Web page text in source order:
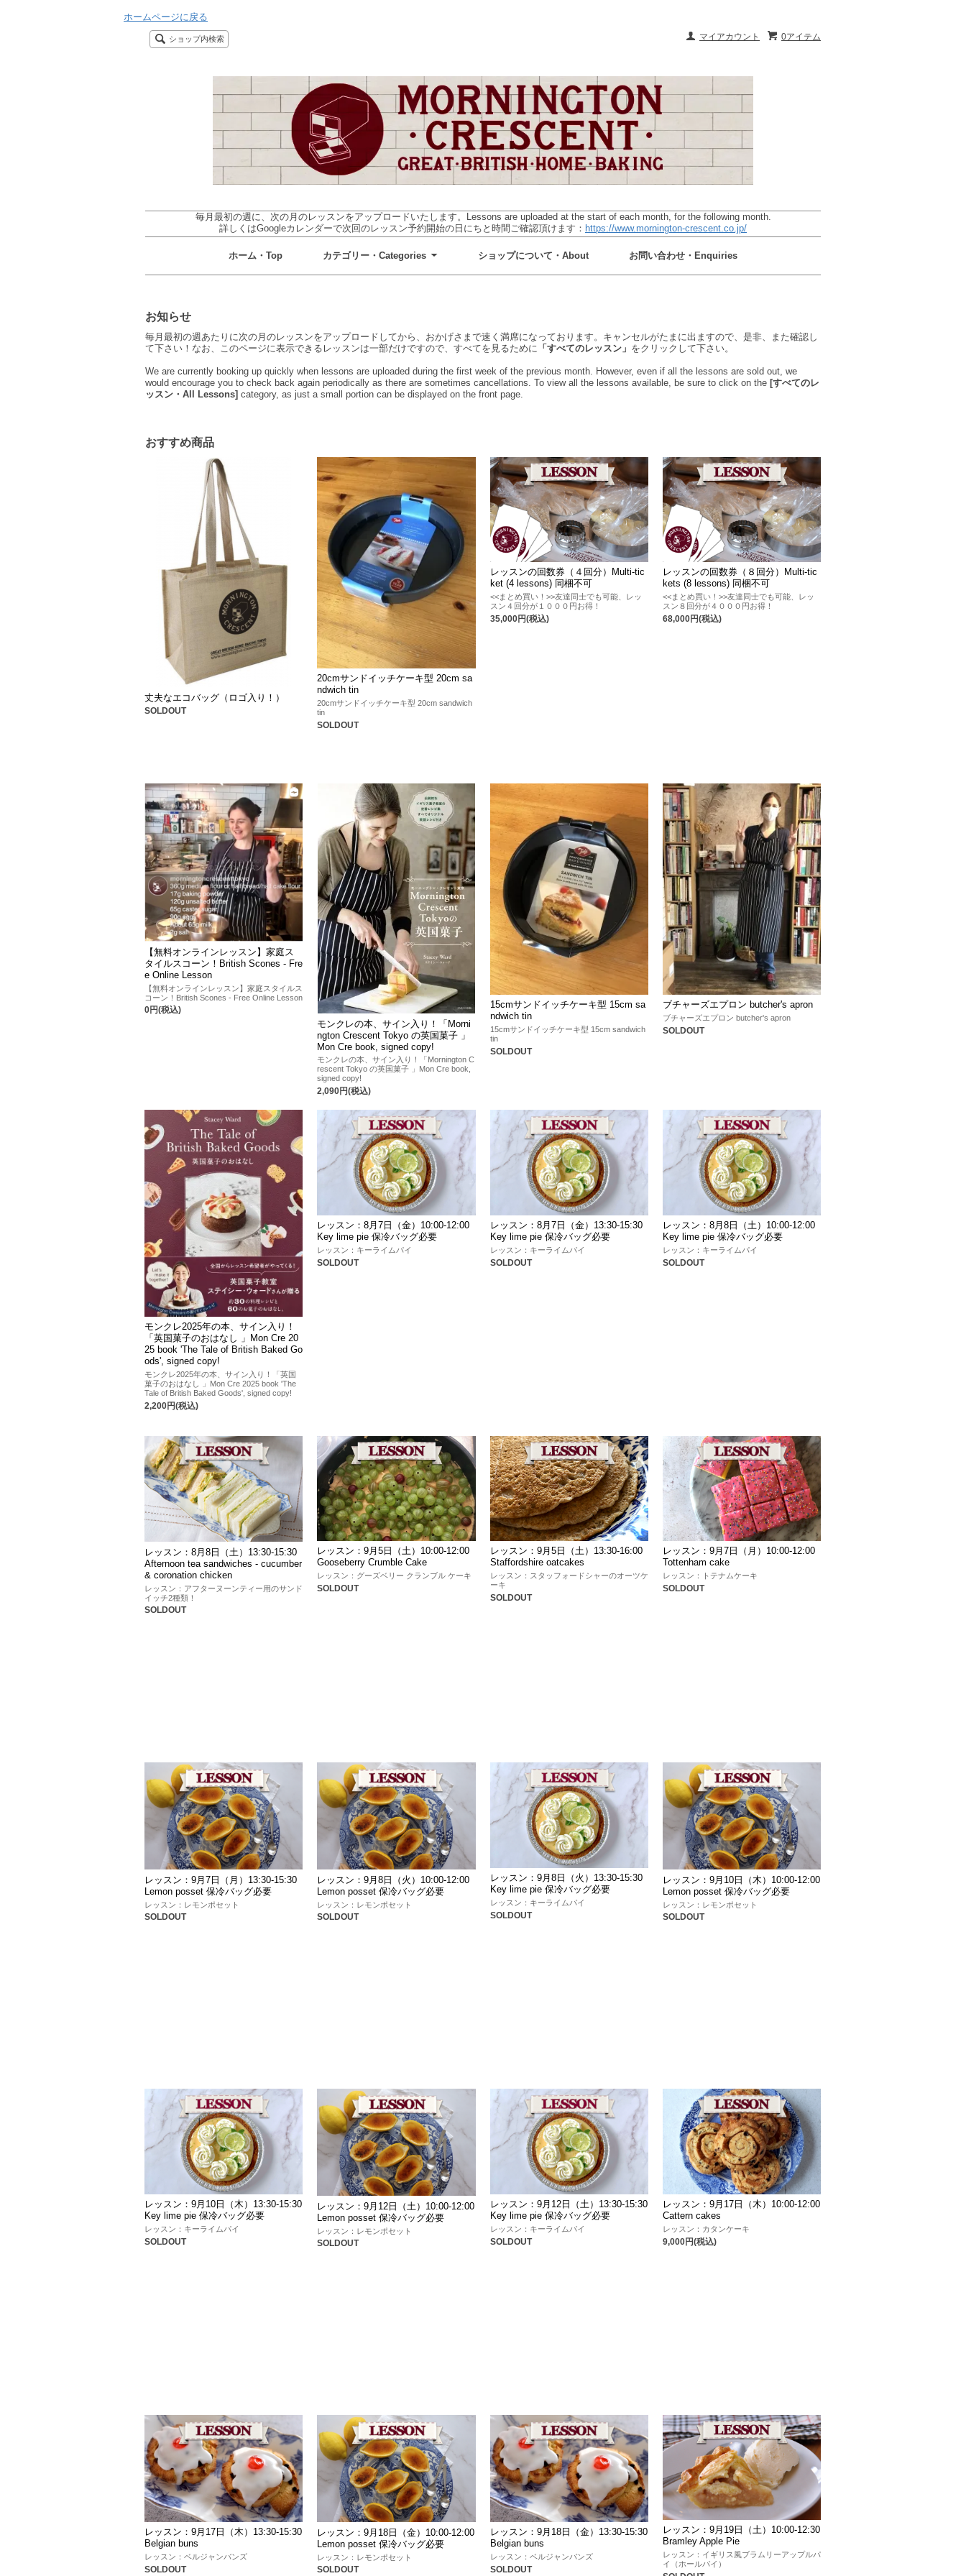
ホームページに戻る
0アイテム
マイアカウント
ショップ内検索
毎月最初の週に、次の月のレッスンをアップロードいたします。Lessons are uploaded at the start of each month, for the following month.
詳しくはGoogleカレンダーで次回のレッスン予約開始の日にちと時間ご確認頂けます： https://www.mornington-crescent.co.jp/
ホーム・Top カテゴリー・Categories ショップについて・About お問い合わせ・Enquiries
お知らせ
毎月最初の週あたりに次の月のレッスンをアップロードしてから、おかげさまで速く満席になっております。キャンセルがたまに出ますので、是非、また確認し
て下さい！なお、このページに表示できるレッスンは一部だけですので、すべてを見るために 「すべてのレッスン」 をクリックして下さい。
We are currently booking up quickly when lessons are uploaded during the first week of the previous month. However, even if all the lessons are sold out, we
would encourage you to check back again periodically as there are sometimes cancellations. To view all the lessons available, be sure to click on the [すべてのレ
ッスン・All Lessons] category, as just a small portion can be displayed on the front page.
おすすめ商品
丈夫なエコバッグ（ロゴ入り！）
SOLDOUT
20cmサンドイッチケーキ型 20cm sa
ndwich tin
20cmサンドイッチケーキ型 20cm sandwich
tin
SOLDOUT
レッスンの回数券（４回分）Multi-tic
ket (4 lessons) 同梱不可
<<まとめ買い！>>友達同士でも可能、レッ
スン４回分が１０００円お得！
35,000円(税込)
レッスンの回数券（８回分）Multi-tic
kets (8 lessons) 同梱不可
<<まとめ買い！>>友達同士でも可能、レッ
スン８回分が４０００円お得！
68,000円(税込)
【無料オンラインレッスン】家庭ス
タイルスコーン！British Scones - Fre
e Online Lesson
【無料オンラインレッスン】家庭スタイルス
コーン！British Scones - Free Online Lesson
0円(税込)
モンクレの本、サイン入り！「Morni
ngton Crescent Tokyo の英国菓子 」
Mon Cre book, signed copy!
モンクレの本、サイン入り！「Mornington C
rescent Tokyo の英国菓子 」Mon Cre book,
signed copy!
2,090円(税込)
15cmサンドイッチケーキ型 15cm sa
ndwich tin
15cmサンドイッチケーキ型 15cm sandwich
tin
SOLDOUT
ブチャーズエプロン butcher's apron
ブチャーズエプロン butcher's apron
SOLDOUT
モンクレ2025年の本、サイン入り！
「英国菓子のおはなし 」Mon Cre 20
25 book 'The Tale of British Baked Go
ods', signed copy!
モンクレ2025年の本、サイン入り！「英国
菓子のおはなし 」Mon Cre 2025 book 'The
Tale of British Baked Goods', signed copy!
2,200円(税込)
レッスン：8月7日（金）10:00-12:00
Key lime pie 保冷バッグ必要
レッスン：キーライムパイ
SOLDOUT
レッスン：8月7日（金）13:30-15:30
Key lime pie 保冷バッグ必要
レッスン：キーライムパイ
SOLDOUT
レッスン：8月8日（土）10:00-12:00
Key lime pie 保冷バッグ必要
レッスン：キーライムパイ
SOLDOUT
レッスン：8月8日（土）13:30-15:30
Afternoon tea sandwiches - cucumber
& coronation chicken
レッスン：アフターヌーンティー用のサンド
イッチ2種類！
SOLDOUT
レッスン：9月5日（土）10:00-12:00
Gooseberry Crumble Cake
レッスン：グーズベリー クランブル ケーキ
SOLDOUT
レッスン：9月5日（土）13:30-16:00
Staffordshire oatcakes
レッスン：スタッフォードシャーのオーツケ
ーキ
SOLDOUT
レッスン：9月7日（月）10:00-12:00
Tottenham cake
レッスン：トテナムケーキ
SOLDOUT
レッスン：9月7日（月）13:30-15:30
Lemon posset 保冷バッグ必要
レッスン：レモンポセット
SOLDOUT
レッスン：9月8日（火）10:00-12:00
Lemon posset 保冷バッグ必要
レッスン：レモンポセット
SOLDOUT
レッスン：9月8日（火）13:30-15:30
Key lime pie 保冷バッグ必要
レッスン：キーライムパイ
SOLDOUT
レッスン：9月10日（木）10:00-12:00
Lemon posset 保冷バッグ必要
レッスン：レモンポセット
SOLDOUT
レッスン：9月10日（木）13:30-15:30
Key lime pie 保冷バッグ必要
レッスン：キーライムパイ
SOLDOUT
レッスン：9月12日（土）10:00-12:00
Lemon posset 保冷バッグ必要
レッスン：レモンポセット
SOLDOUT
レッスン：9月12日（土）13:30-15:30
Key lime pie 保冷バッグ必要
レッスン：キーライムパイ
SOLDOUT
レッスン：9月17日（木）10:00-12:00
Cattern cakes
レッスン：カタンケーキ
9,000円(税込)
レッスン：9月17日（木）13:30-15:30
Belgian buns
レッスン：ベルジャンバンズ
SOLDOUT
レッスン：9月18日（金）10:00-12:00
Lemon posset 保冷バッグ必要
レッスン：レモンポセット
SOLDOUT
レッスン：9月18日（金）13:30-15:30
Belgian buns
レッスン：ベルジャンバンズ
SOLDOUT
レッスン：9月19日（土）10:00-12:30
Bramley Apple Pie
レッスン：イギリス風ブラムリーアップルパ
イ（ホールパイ）